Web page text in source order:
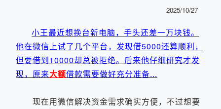
2025/10/27
小王最近想换台新电脑，手头还差一万块钱。
他在微信上试了几个平台，发现借5000还算顺利，
但要借到10000却总被拒绝。后来他仔细研究才发
现，原来大额借款需要做好充分准备...
现在用微信解决资金需求确实方便，不过想要